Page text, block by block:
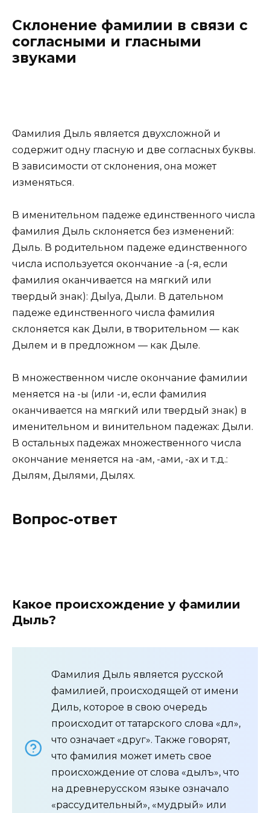
Склонение фамилии в связи с
согласными и гласными
звуками
Фамилия Дыль является двухсложной и
содержит одну гласную и две согласных буквы.
В зависимости от склонения, она может
изменяться.
В именительном падеже единственного числа
фамилия Дыль склоняется без изменений:
Дыль. В родительном падеже единственного
числа используется окончание -а (-я, если
фамилия оканчивается на мягкий или
твердый знак): Дыlya, Дыли. В дательном
падеже единственного числа фамилия
склоняется как Дыли, в творительном — как
Дылем и в предложном — как Дыле.
В множественном числе окончание фамилии
меняется на -ы (или -и, если фамилия
оканчивается на мягкий или твердый знак) в
именительном и винительном падежах: Дыли.
В остальных падежах множественного числа
окончание меняется на -ам, -ами, -ах и т.д.:
Дылям, Дылями, Дылях.
Вопрос-ответ
Какое происхождение у фамилии
Дыль?
Фамилия Дыль является русской
фамилией, происходящей от имени
Диль, которое в свою очередь
происходит от татарского слова «дәл»,
что означает «друг». Также говорят,
что фамилия может иметь свое
происхождение от слова «дылъ», что
на древнерусском языке означало
«рассудительный», «мудрый» или